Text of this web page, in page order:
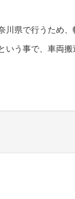
川県で行うため、
いう事で、車両搬